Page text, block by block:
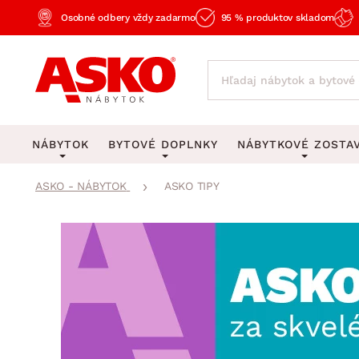
Osobné odbery vždy zadarmo 95 % produktov skladom
NÁBYTOK
Obývacia izba
Pracovňa a kancelária
BYTOVÉ DOPLNKY
KOBERCE
Veľké a stredné koberce
Behúne a malé koberce
Kúpeľňové predložky
Zobrazit vše
Stolové lampy a
Lustre a závesné
Stojacie lampy
Zobrazit vše
NÁBYTKOVÉ
Spálňové
Kuchynské
Detské zostavy
ASKO - NÁBYTOK ASKO TIPY